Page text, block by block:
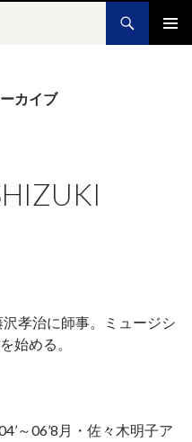
カイブ
孝治に師事。ミュージシ
始める。
～06’8月・佐々木明子ア